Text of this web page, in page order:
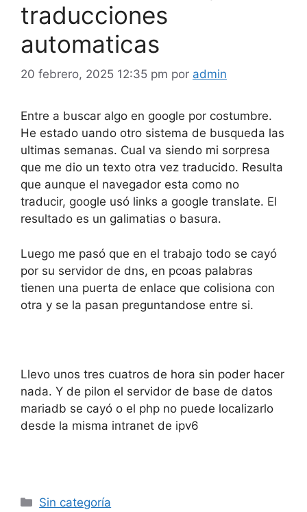
traducciones
automaticas
20 febrero, 2025 12:35 pm por admin
Entre a buscar algo en google por costumbre.
He estado uando otro sistema de busqueda las
ultimas semanas. Cual va siendo mi sorpresa
que me dio un texto otra vez traducido. Resulta
que aunque el navegador esta como no
traducir, google usó links a google translate. El
resultado es un galimatias o basura.
Luego me pasó que en el trabajo todo se cayó
por su servidor de dns, en pcoas palabras
tienen una puerta de enlace que colisiona con
otra y se la pasan preguntandose entre si.
Llevo unos tres cuatros de hora sin poder hacer
nada. Y de pilon el servidor de base de datos
mariadb se cayó o el php no puede localizarlo
desde la misma intranet de ipv6
Categorías
Sin categoría